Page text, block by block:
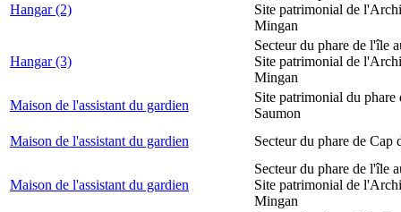
Hangar (2)
Site patrimonial de
Mingan
Hangar (3)
Secteur du phare de l'île
Site patrimonial de
Mingan
Maison de l'assistant du gardien
Site patrimonial du phare
Saumon
Maison de l'assistant du gardien
Secteur du phare de Cap
Maison de l'assistant du gardien
Secteur du phare de l'île
Site patrimonial de
Mingan